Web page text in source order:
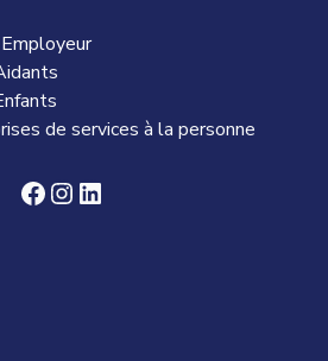
de services à la personne
Facebook
Instagram
LinkedIn